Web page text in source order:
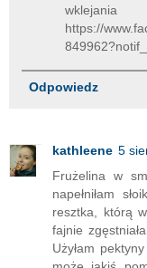
https://
Odpowiedz
kathleene 5
Frużelina w
napełniłam
resztka, którą
fajnie
Użyłam